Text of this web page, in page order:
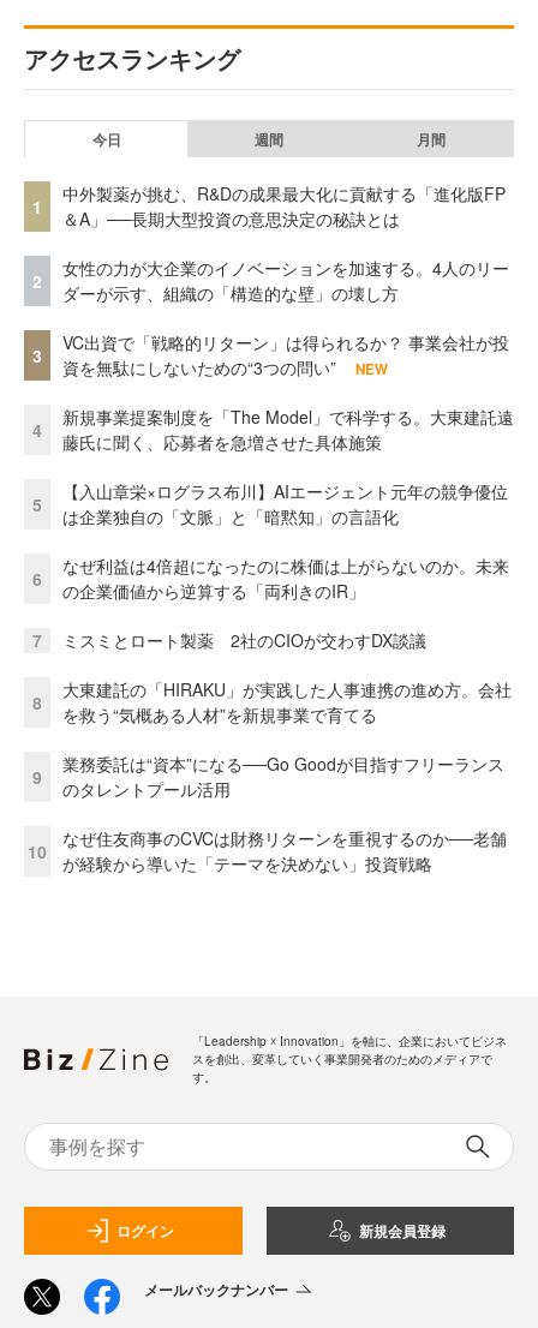
アクセスランキング
今日 週間 月間
1
中外製薬が挑む、R&Dの成果最大化に貢献する「進化版FP
＆A」──長期大型投資の意思決定の秘訣とは
2
女性の力が大企業のイノベーションを加速する。4人のリー
ダーが示す、組織の「構造的な壁」の壊し方
3
VC出資で「戦略的リターン」は得られるか？ 事業会社が投
資を無駄にしないための“3つの問い”
NEW
4
新規事業提案制度を「The Model」で科学する。大東建託遠
藤氏に聞く、応募者を急増させた具体施策
5
【入山章栄×ログラス布川】AIエージェント元年の競争優位
は企業独自の「文脈」と「暗黙知」の言語化
6
なぜ利益は4倍超になったのに株価は上がらないのか。未来
の企業価値から逆算する「両利きのIR」
7 ミスミとロート製薬 2社のCIOが交わすDX談議
8
大東建託の「HIRAKU」が実践した人事連携の進め方。会社
を救う“気概ある人材”を新規事業で育てる
9
業務委託は“資本”になる──Go Goodが目指すフリーランス
のタレントプール活用
10
なぜ住友商事のCVCは財務リターンを重視するのか──老舗
が経験から導いた「テーマを決めない」投資戦略
「Leadership ☓ Innovation」を軸に、企業においてビジネ
スを創出、変革していく事業開発者のためのメディアで
す。
ログイン 新規会員登録
メールバックナンバー